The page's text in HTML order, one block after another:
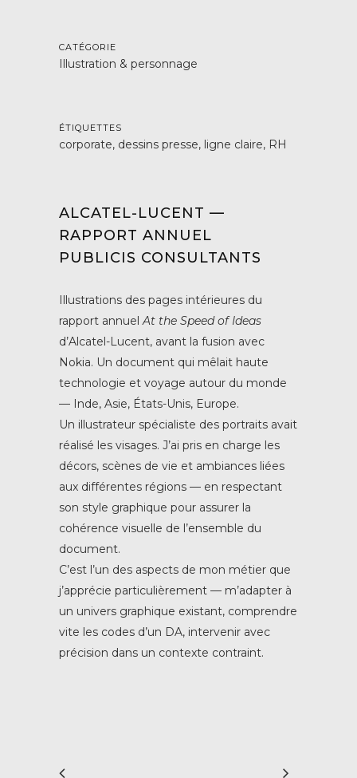
CATÉGORIE
Illustration & personnage
ÉTIQUETTES
corporate, dessins presse, ligne claire, RH
ALCATEL-LUCENT —
RAPPORT ANNUEL
PUBLICIS CONSULTANTS
Illustrations des pages intérieures du
rapport annuelAt the Speed of Ideas
d’Alcatel-Lucent, avant la fusion avec
Nokia. Un document qui mêlait haute
technologie et voyage autour du monde
— Inde, Asie, États-Unis, Europe.
Un illustrateur spécialiste des portraits avait
réalisé les visages. J’ai pris en charge les
décors, scènes de vie et ambiances liées
aux différentes régions — en respectant
son style graphique pour assurer la
cohérence visuelle de l’ensemble du
document.
C’est l’un des aspects de mon métier que
j’apprécie particulièrement — m’adapter à
un univers graphique existant, comprendre
vite les codes d’un DA, intervenir avec
précision dans un contexte contraint.